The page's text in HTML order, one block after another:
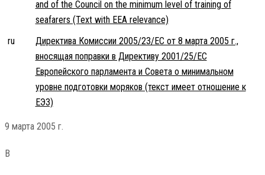
and of the Council on the minimum level of training of
seafarers (Text with EEA relevance)
ru
Директива Комиссии 2005/23/EC от 8 марта 2005 г.,
вносящая поправки в Директиву 2001/25/EC
Европейского парламента и Совета о минимальном
уровне подготовки моряков (текст имеет отношение к
ЕЭЗ)
9 марта 2005 г.
В